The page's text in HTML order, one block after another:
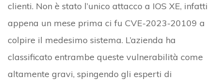
clienti. Non è stato l’unico attacco a IOS XE, infatti
appena un mese prima ci fu CVE-2023-20109 a
colpire il medesimo sistema. L’azienda ha
classificato entrambe queste vulnerabilità come
altamente gravi, spingendo gli esperti di